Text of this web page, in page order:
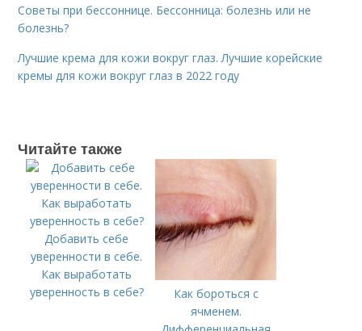
Советы при бессоннице. Бессонница: болезнь или не
болезнь?
Лучшие крема для кожи вокруг глаз. Лучшие корейские
кремы для кожи вокруг глаз в 2022 году
Читайте также
Добавить себе
уверенности в себе.
Как выработать
уверенность в себе?
Как бороться с
ячменем.